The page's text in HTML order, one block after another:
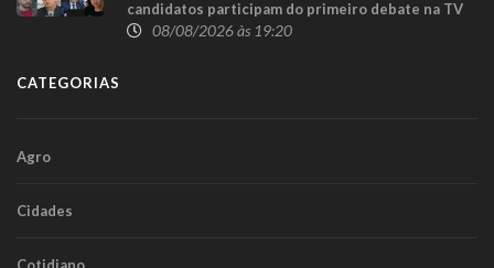
candidatos participam do primeiro debate na TV
08/08/2026 às 19:20
CATEGORIAS
Agro
Cidades